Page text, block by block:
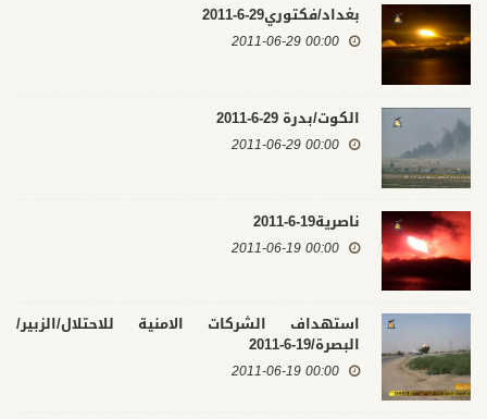
بغداد/فكتوري29-6-2011
00:00 2011-06-29
الكوت/بدرة 29-6-2011
00:00 2011-06-29
ناصرية19-6-2011
00:00 2011-06-19
استهداف الشركات الامنية للاحتلال/الزبير/
البصرة/19-6-2011
00:00 2011-06-19